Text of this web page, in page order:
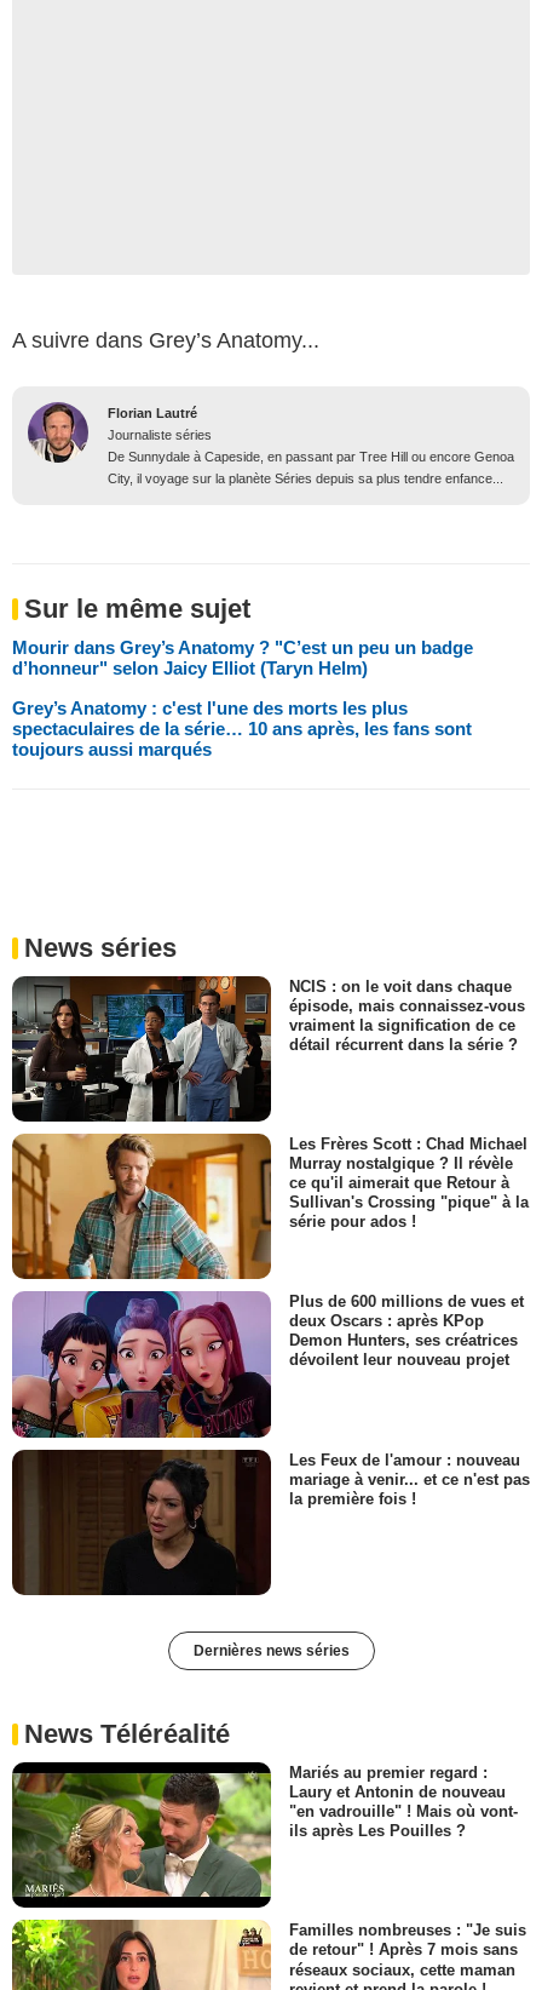
A suivre dans Grey’s Anatomy...
Florian Lautré
Journaliste séries
De Sunnydale à Capeside, en passant par Tree Hill ou encore Genoa
City, il voyage sur la planète Séries depuis sa plus tendre enfance...
Sur le même sujet
Mourir dans Grey’s Anatomy ? "C’est un peu un badge
d’honneur" selon Jaicy Elliot (Taryn Helm)
Grey’s Anatomy : c'est l'une des morts les plus
spectaculaires de la série… 10 ans après, les fans sont
toujours aussi marqués
News séries
NCIS : on le voit dans chaque
épisode, mais connaissez-vous
vraiment la signification de ce
détail récurrent dans la série ?
Les Frères Scott : Chad Michael
Murray nostalgique ? Il révèle
ce qu'il aimerait que Retour à
Sullivan's Crossing "pique" à la
série pour ados !
Plus de 600 millions de vues et
deux Oscars : après KPop
Demon Hunters, ses créatrices
dévoilent leur nouveau projet
Les Feux de l'amour : nouveau
mariage à venir... et ce n'est pas
la première fois !
Dernières news séries
News Téléréalité
Mariés au premier regard :
Laury et Antonin de nouveau
"en vadrouille" ! Mais où vont-
ils après Les Pouilles ?
Familles nombreuses : "Je suis
de retour" ! Après 7 mois sans
réseaux sociaux, cette maman